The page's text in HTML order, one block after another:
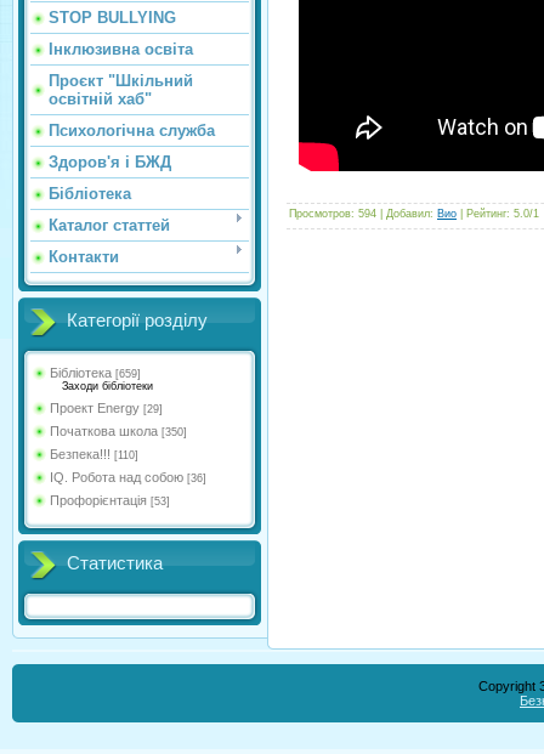
STOP BULLYING
Інклюзивна освіта
Проєкт "Шкільний
освітній хаб"
Психологічна служба
Здоров'я і БЖД
Бібліотека
Каталог статтей
Контакти
Категорії розділу
Бібліотека [659]
Заходи бібліотеки
Проект Energy [29]
Початкова школа [350]
Безпека!!! [110]
IQ. Робота над собою [36]
Профорієнтація [53]
Статистика
Просмотров: 594 Добавил: Вио Рейтинг: 5.0/1
Copyright